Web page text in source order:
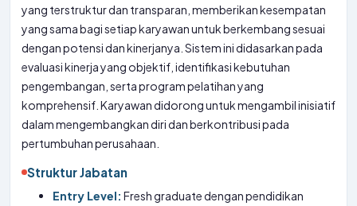
yang terstruktur dan transparan, memberikan kesempatan
yang sama bagi setiap karyawan untuk berkembang sesuai
dengan potensi dan kinerjanya. Sistem ini didasarkan pada
evaluasi kinerja yang objektif, identifikasi kebutuhan
pengembangan, serta program pelatihan yang
komprehensif. Karyawan didorong untuk mengambil inisiatif
dalam mengembangkan diri dan berkontribusi pada
pertumbuhan perusahaan.
Struktur Jabatan
Entry Level: Fresh graduate dengan pendidikan